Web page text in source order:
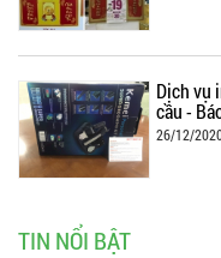
Dịch vụ
cầu -
26/12/
TIN NỔI BẬT